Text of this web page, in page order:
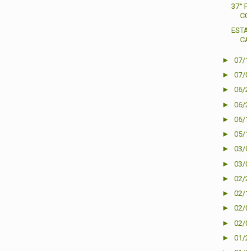
37°
► 07/
► 07/
► 06/
► 06/
► 06/
► 05/
► 03/
► 03/
► 02/
► 02/
► 02/
► 02/
► 01/